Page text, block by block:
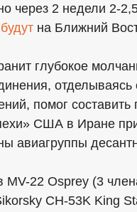
через 2 недели 2-
на Ближний
глубокое
помог составить
США в Иране
авиагруппы
MV-22 Osprey (3
CH-53K King